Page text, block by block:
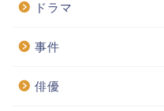
ドラマ
事件
俳優